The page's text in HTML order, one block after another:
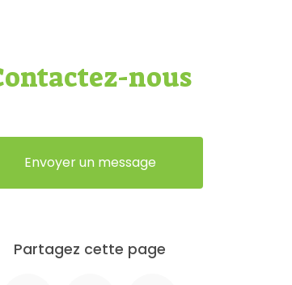
nous
Envoyer un message
Partagez cette page